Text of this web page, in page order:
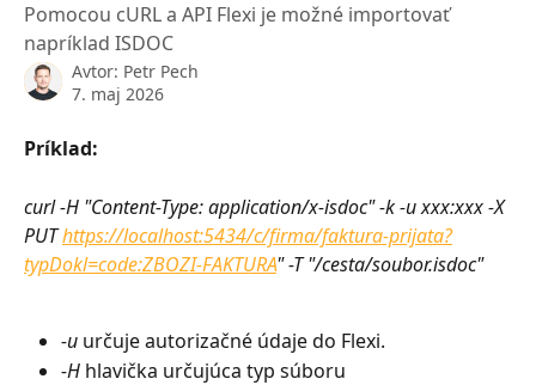
Pomocou cURL a API Flexi je možné importovať
napríklad ISDOC
Avtor: Petr Pech
7. maj 2026
Príklad:
curl -H "Content-Type: application/x-isdoc" -k -u xxx:xxx -X
PUT https://localhost:5434/c/firma/faktura-prijata?
typDokl=code:ZBOZI-FAKTURA" -T "/cesta/soubor.isdoc"
-u určuje autorizačné údaje do Flexi.
-H hlavička určujúca typ súboru